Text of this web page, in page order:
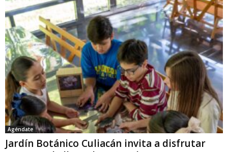
Agéndate
Jardín Botánico Culiacán invita a disfrutar